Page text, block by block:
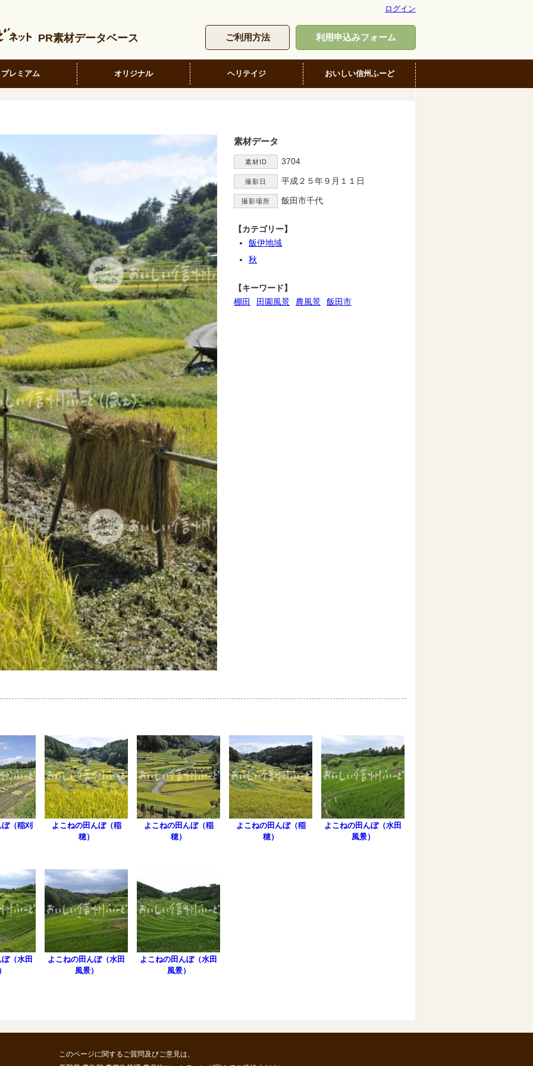
ログイン
PR素材データベース ご利用方法 利用申込みフォーム
プレミアム オリジナル ヘリテイジ おいしい信州ふーど
素材データ
素材ID 3704
撮影日 平成２５年９月１１日
撮影場所 飯田市千代
【カテゴリー】
飯伊地域
秋
【キーワード】
棚田
田園風景 農風景 飯田市
（稲刈
よこねの田んぼ（稲
穂）
よこねの田んぼ（稲
穂）
よこねの田んぼ（稲
穂）
よこねの田んぼ（水田
風景）
（水田
よこねの田んぼ（水田
風景）
よこねの田んぼ（水田
風景）
このページに関するご質問及びご意見は、